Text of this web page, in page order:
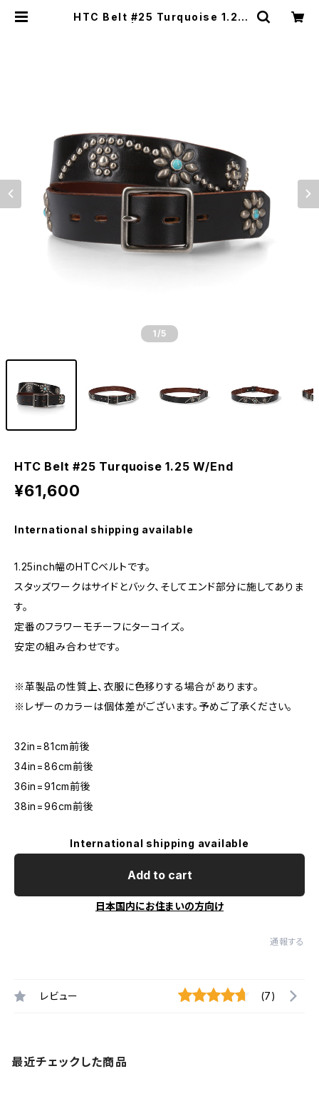
HTC Belt #25 Turquoise 1.25
1 /5
HTC Belt #25 Turquoise 1.25 W/End
¥61,600
International shipping available
1.25inch幅のHTCベルトです。
スタッズワークはサイドとバック、そしてエンド部分に施してありま
す。
定番のフラワーモチーフにターコイズ。
安定の組み合わせです。
※革製品の性質上、衣服に色移りする場合があります。
※レザーのカラーは個体差がございます。予めご了承ください。
32in=81cm前後
34in=86cm前後
36in=91cm前後
38in=96cm前後
International shipping available
Add to cart
日本国内にお住まいの方向け
通報する
レビュー (7)
最近チェックした商品